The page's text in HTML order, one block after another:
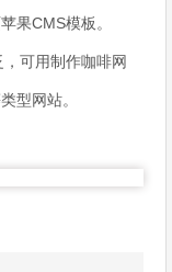
果CMS模板。
可用制作咖啡网
型网站。